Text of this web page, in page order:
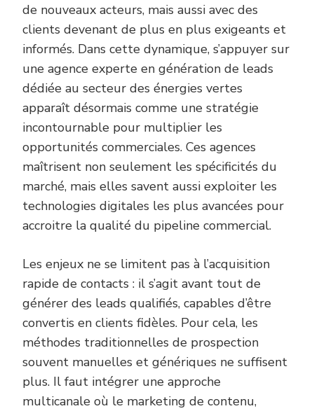
de nouveaux acteurs, mais aussi avec des
clients devenant de plus en plus exigeants et
informés. Dans cette dynamique, s’appuyer sur
une agence experte en génération de leads
dédiée au secteur des énergies vertes
apparaît désormais comme une stratégie
incontournable pour multiplier les
opportunités commerciales. Ces agences
maîtrisent non seulement les spécificités du
marché, mais elles savent aussi exploiter les
technologies digitales les plus avancées pour
accroitre la qualité du pipeline commercial.
Les enjeux ne se limitent pas à l’acquisition
rapide de contacts : il s’agit avant tout de
générer des leads qualifiés, capables d’être
convertis en clients fidèles. Pour cela, les
méthodes traditionnelles de prospection
souvent manuelles et génériques ne suffisent
plus. Il faut intégrer une approche
multicanale où le marketing de contenu,